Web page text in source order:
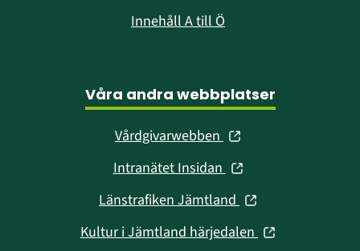
Innehåll A till Ö
Våra andra webbplatser
Vårdgivarwebben (öppnas
nytt
fönster)
Intranätet Insidan (öppnas
nytt
fönster)
Länstrafiken Jämtland (öppnas
nytt
Kultur i Jämtland härjedalen (öppnas